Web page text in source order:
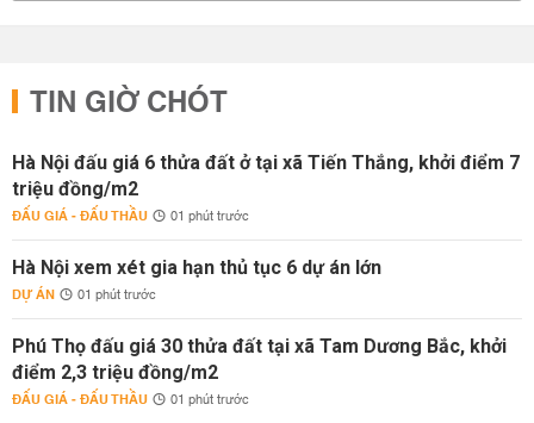
TIN GIỜ CHÓT
Hà Nội đấu giá 6 thửa đất ở tại xã Tiến Thắng, khởi điểm 7
triệu đồng/m2
ĐẤU GIÁ - ĐẤU THẦU 01 phút trước
Hà Nội xem xét gia hạn thủ tục 6 dự án lớn
DỰ ÁN 01 phút trước
Phú Thọ đấu giá 30 thửa đất tại xã Tam Dương Bắc, khởi
điểm 2,3 triệu đồng/m2
ĐẤU GIÁ - ĐẤU THẦU 01 phút trước